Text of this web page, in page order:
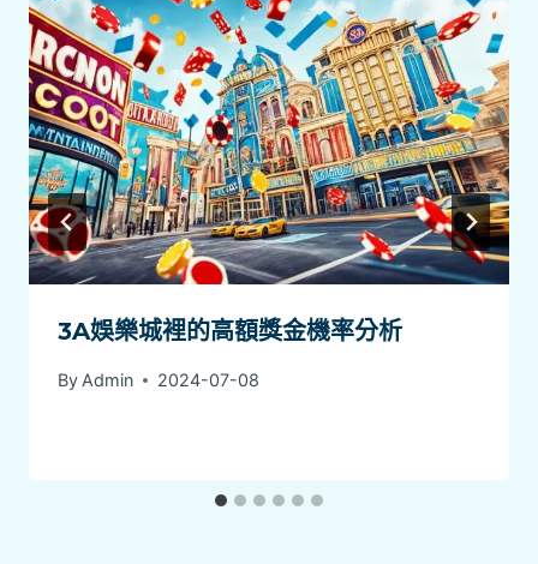
3A娛樂城裡的高額獎金機率分析
By Admin 2024-07-08